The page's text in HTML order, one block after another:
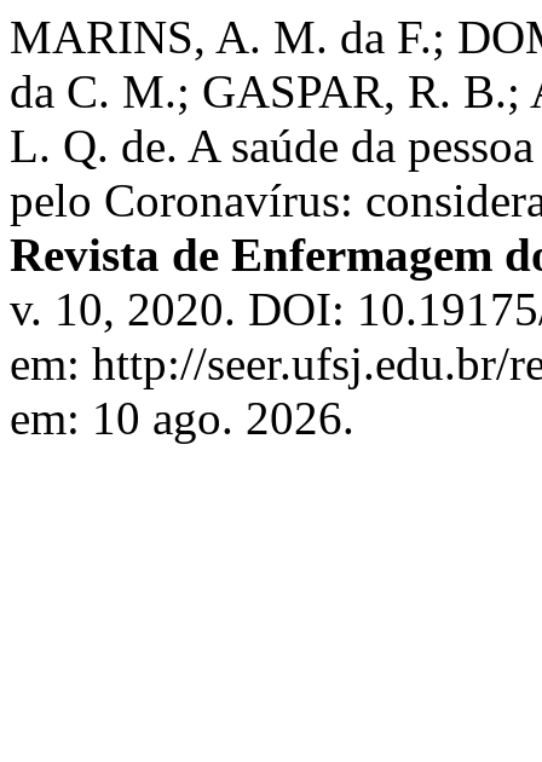
MARINS, A. M. da F.;
da C. M.; GASPAR, R.
L. Q. de. A saúde da
pelo Coronavírus:
Revista de Enfermagem
v. 10, 2020. DOI:
em: http://seer.ufsj.edu.br/
em: 10 ago. 2026.